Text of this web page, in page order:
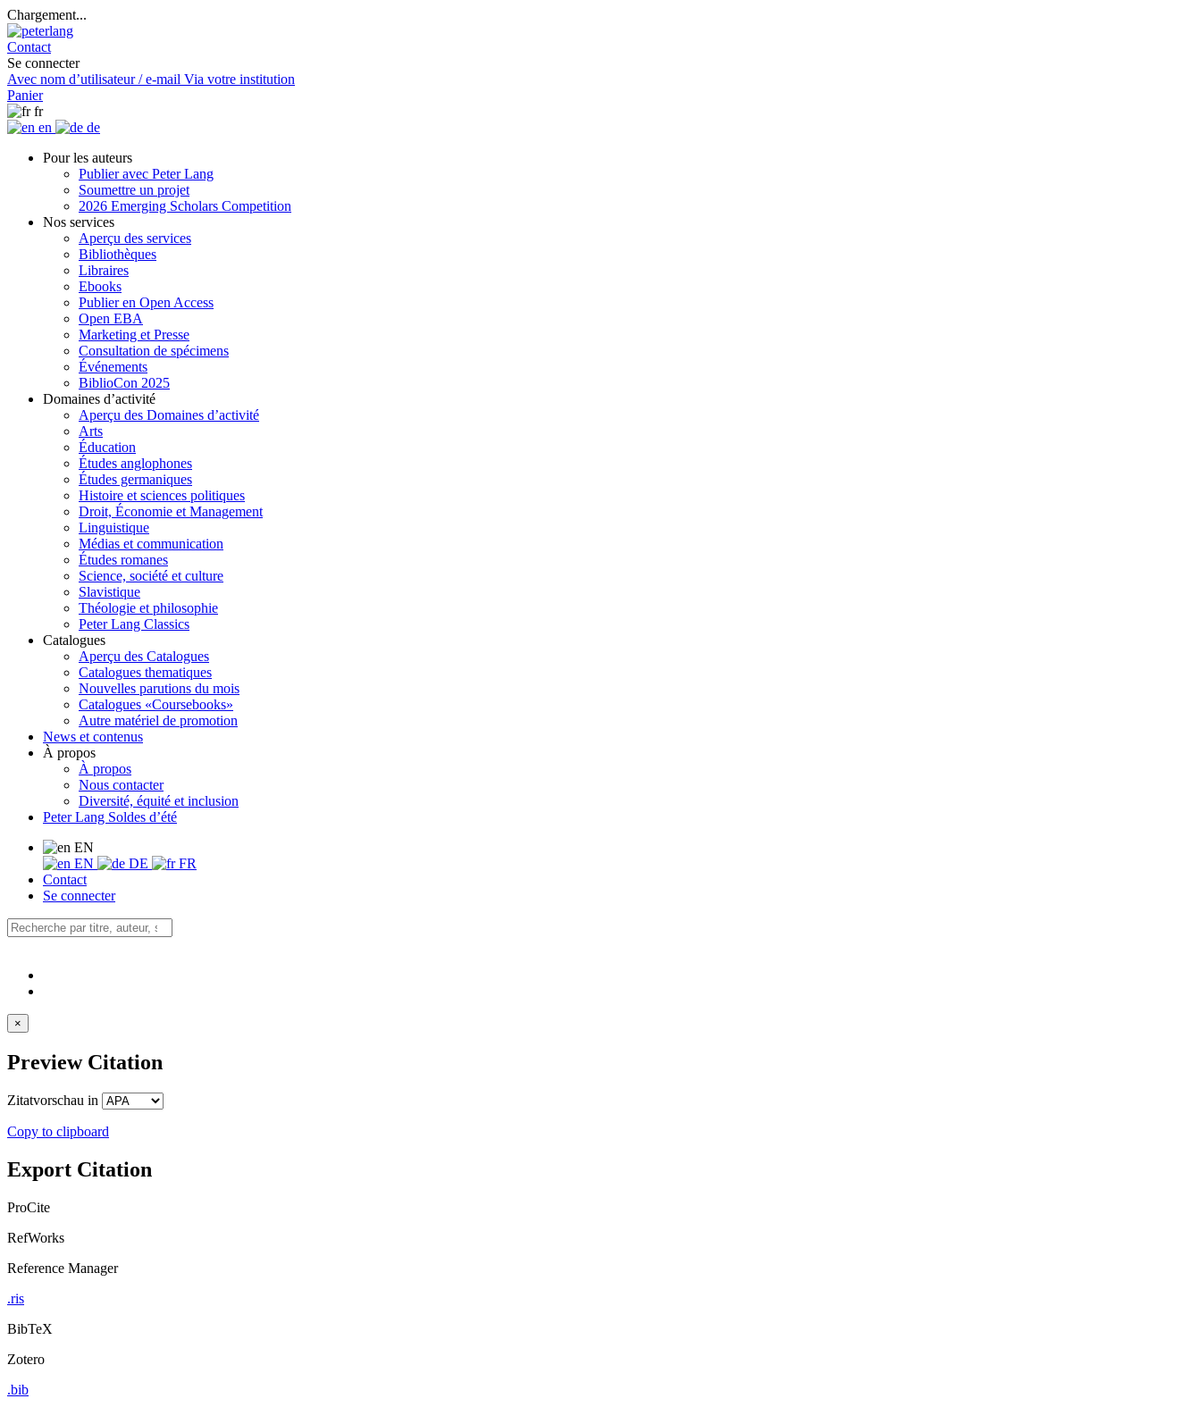
Chargement...
Contact
Se connecter
Avec nom d’utilisateur / e-mail Via votre institution
Panier
fr
en
de
Pour les auteurs
Publier avec Peter Lang
Soumettre un projet
2026 Emerging Scholars Competition
Nos services
Aperçu des services
Bibliothèques
Libraires
Ebooks
Publier en Open Access
Open EBA
Marketing et Presse
Consultation de spécimens
Événements
BiblioCon 2025
Domaines d’activité
Aperçu des Domaines d’activité
Arts
Éducation
Études anglophones
Études germaniques
Histoire et sciences politiques
Droit, Économie et Management
Linguistique
Médias et communication
Études romanes
Science, société et culture
Slavistique
Théologie et philosophie
Peter Lang Classics
Catalogues
Aperçu des Catalogues
Catalogues thematiques
Nouvelles parutions du mois
Catalogues «Coursebooks»
Autre matériel de promotion
News et contenus
À propos
À propos
Nous contacter
Diversité, équité et inclusion
Peter Lang Soldes d’été
EN
EN
DE
FR
Contact
Se connecter
×
Preview Citation
Zitatvorschau in
Copy to clipboard
Export Citation
ProCite
RefWorks
Reference Manager
.ris
BibTeX
Zotero
.bib